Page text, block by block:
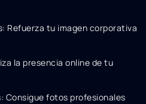
Refuerza tu imagen corporativa
la presencia online de tu
Consigue fotos profesionales